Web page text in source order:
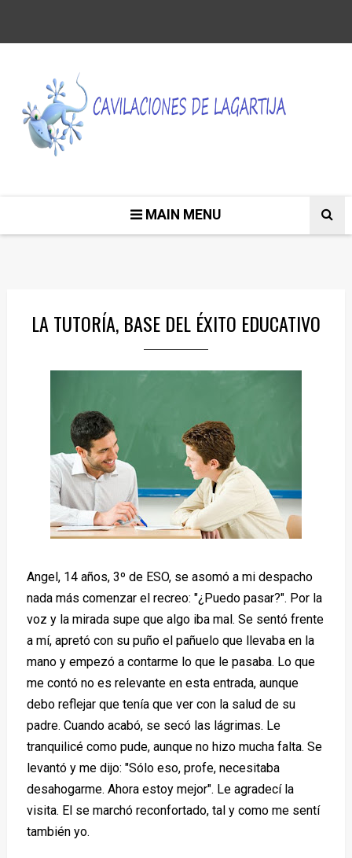
MAIN MENU
LA TUTORÍA, BASE DEL ÉXITO EDUCATIVO
Angel, 14 años, 3º de ESO, se asomó a mi despacho
nada más comenzar el recreo: "¿Puedo pasar?". Por la
voz y la mirada supe que algo iba mal. Se sentó frente
a mí, apretó con su puño el pañuelo que llevaba en la
mano y empezó a contarme lo que le pasaba. Lo que
me contó no es relevante en esta entrada, aunque
debo reflejar que tenía que ver con la salud de su
padre. Cuando acabó, se secó las lágrimas. Le
tranquilicé como pude, aunque no hizo mucha falta. Se
levantó y me dijo: "Sólo eso, profe, necesitaba
desahogarme. Ahora estoy mejor". Le agradecí la
visita. El se marchó reconfortado, tal y como me sentí
también yo.